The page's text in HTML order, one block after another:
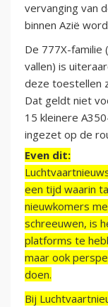
vervanging van
binnen Azië
De 777X-familie
vallen) is
deze toestellen
Dat geldt niet
15 kleinere
ingezet op de
Even dit:
een tijd waarin
nieuwkomers
schreeuwen, is
platforms te
maar ook
doen.
Bij